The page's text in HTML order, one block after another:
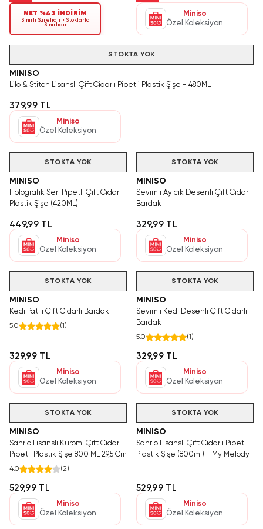
NET %43 İNDİRİM
Sınırlı Sürelidir • Stoklarla
Sınırlıdır
Miniso
Özel Koleksiyon
STOKTA YOK
MINISO
Lilo & Stitch Lisanslı Çift Cidarlı Pipetli Plastik Şişe - 480ML
379,99 TL
Miniso
Özel Koleksiyon
STOKTA YOK
MINISO
Holografik Seri Pipetli Çift Cidarlı
Plastik Şişe (420ML)
449,99 TL
Miniso
Özel Koleksiyon
STOKTA YOK
MINISO
Sevimli Ayıcık Desenli Çift Cidarlı
Bardak
329,99 TL
Miniso
Özel Koleksiyon
STOKTA YOK
MINISO
Kedi Patili Çift Cidarlı Bardak
5.0 (1 )
329,99 TL
Miniso
Özel Koleksiyon
STOKTA YOK
MINISO
Sevimli Kedi Desenli Çift Cidarlı
Bardak
5.0 (1 )
329,99 TL
Miniso
Özel Koleksiyon
STOKTA YOK
MINISO
Sanrio Lisanslı Kuromi Çift Cidarlı
Pipetli Plastik Şişe 800 ML 29,5 Cm
4.0 (2)
529,99 TL
Miniso
Özel Koleksiyon
STOKTA YOK
MINISO
Sanrio Lisanslı Çift Cidarlı Pipetli
Plastik Şişe (800ml) - My Melody
529,99 TL
Miniso
Özel Koleksiyon